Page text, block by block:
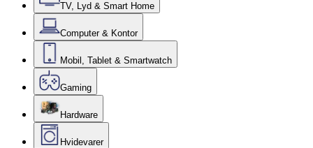
TV, Lyd & Smart Home
Computer & Kontor
Mobil, Tablet & Smartwatch
Gaming
Hardware
Hvidevarer